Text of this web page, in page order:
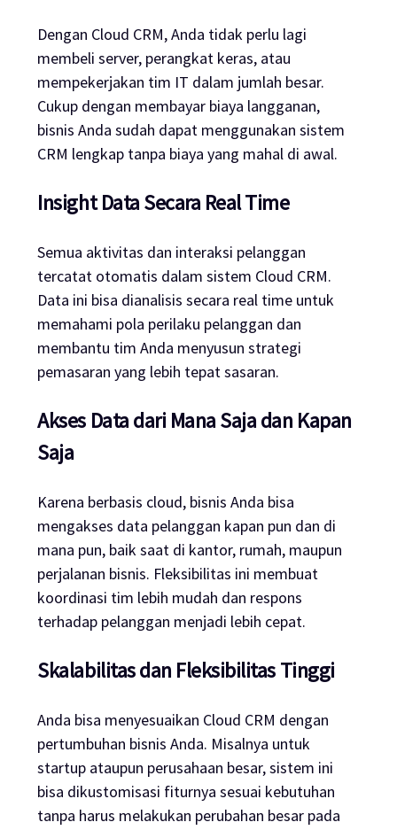
Dengan Cloud CRM, Anda tidak perlu lagi
membeli server, perangkat keras, atau
mempekerjakan tim IT dalam jumlah besar.
Cukup dengan membayar biaya langganan,
bisnis Anda sudah dapat menggunakan sistem
CRM lengkap tanpa biaya yang mahal di awal.
Insight Data Secara Real Time
Semua aktivitas dan interaksi pelanggan
tercatat otomatis dalam sistem Cloud CRM.
Data ini bisa dianalisis secara real time untuk
memahami pola perilaku pelanggan dan
membantu tim Anda menyusun strategi
pemasaran yang lebih tepat sasaran.
Akses Data dari Mana Saja dan Kapan
Saja
Karena berbasis cloud, bisnis Anda bisa
mengakses data pelanggan kapan pun dan di
mana pun, baik saat di kantor, rumah, maupun
perjalanan bisnis. Fleksibilitas ini membuat
koordinasi tim lebih mudah dan respons
terhadap pelanggan menjadi lebih cepat.
Skalabilitas dan Fleksibilitas Tinggi
Anda bisa menyesuaikan Cloud CRM dengan
pertumbuhan bisnis Anda. Misalnya untuk
startup ataupun perusahaan besar, sistem ini
bisa dikustomisasi fiturnya sesuai kebutuhan
tanpa harus melakukan perubahan besar pada